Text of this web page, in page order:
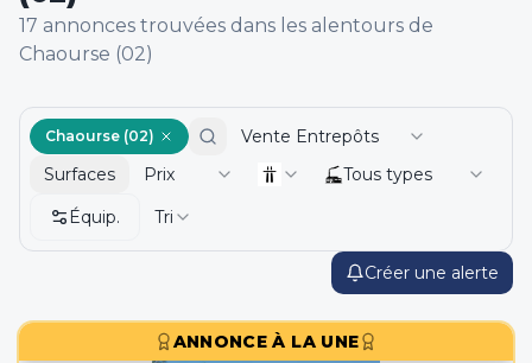
17 annonces trouvées dans les alentours de
Chaourse (02)
Créer une alerte
Chaourse (02)
Vente Entrepôts
Surfaces
Prix
Tous types
Équip.
Tri
ANNONCE À LA UNE